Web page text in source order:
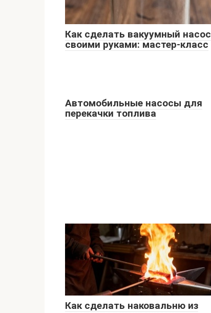
Как сделать вакуумный насос
своими руками: мастер-класс
Автомобильные насосы для
перекачки топлива
Как сделать наковальню из